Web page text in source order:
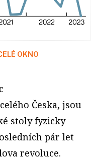
OKNO
Česka, jsou
stoly fyzicky
pár let
revoluce.